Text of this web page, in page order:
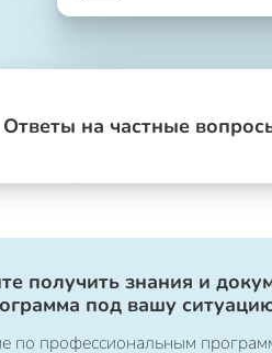
Ответы на частные
получить знания и
под вашу
профессиональным